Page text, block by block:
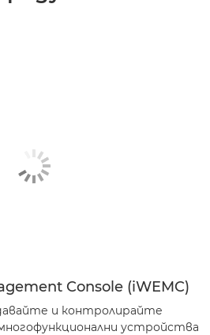
Console (iWEMC)
и контролирайте
устройства